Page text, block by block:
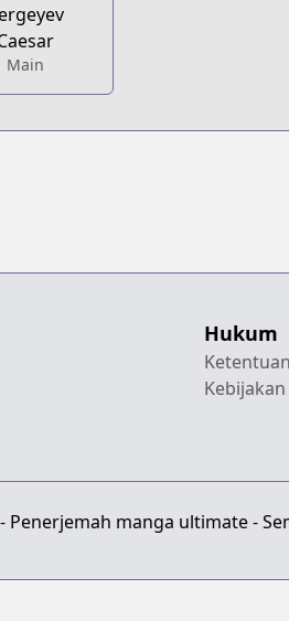
Main
Hukum
Penerjemah manga ultimate -